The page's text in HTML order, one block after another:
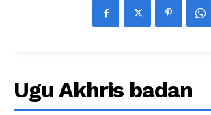
Ugu Akhris badan